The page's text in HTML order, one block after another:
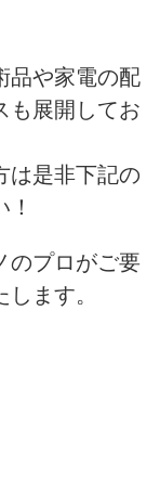
品や家電の配
も展開してお
は是非下記の
のプロがご要
ます。